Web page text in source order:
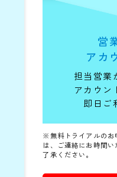
営
アカ
担当営業
アカウン
即日ご
※無料トライアルのお
は、ご連絡にお時間
了承ください。